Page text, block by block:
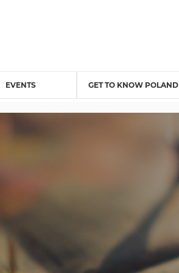
EVENTS GET TO KNOW POLAND